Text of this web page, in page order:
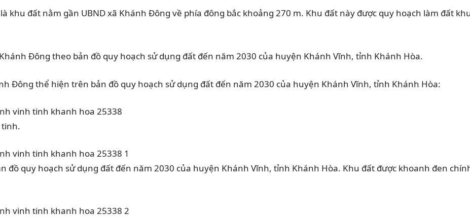
khu đất nằm gần UBND xã Khánh Đông về phía đông bắc khoảng 270 m. Khu đất này được quy hoạch làm đất
Đông theo bản đồ quy hoạch sử dụng đất đến năm 2030 của huyện Khánh Vĩnh, tỉnh Khánh Hòa.
Đông thể hiện trên bản đồ quy hoạch sử dụng đất đến năm 2030 của huyện Khánh Vĩnh, tỉnh Khánh Hòa:
tinh.
đồ quy hoạch sử dụng đất đến năm 2030 của huyện Khánh Vĩnh, tỉnh Khánh Hòa. Khu đất được khoanh đen